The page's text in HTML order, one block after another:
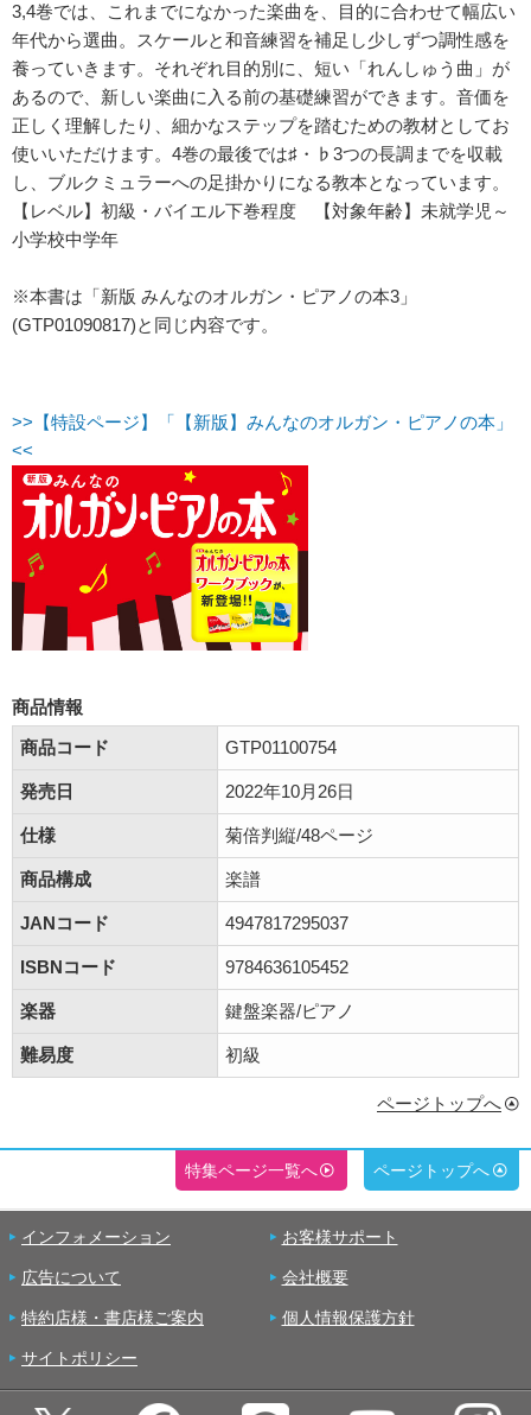
3,4巻では、これまでになかった楽曲を、目的に合わせて幅広い
年代から選曲。スケールと和音練習を補足し少しずつ調性感を
養っていきます。それぞれ目的別に、短い「れんしゅう曲」が
あるので、新しい楽曲に入る前の基礎練習ができます。音価を
正しく理解したり、細かなステップを踏むための教材としてお
使いいただけます。4巻の最後では♯・♭3つの長調までを収載
し、ブルクミュラーへの足掛かりになる教本となっています。
【レベル】初級・バイエル下巻程度 【対象年齢】未就学児～
小学校中学年
※本書は「新版 みんなのオルガン・ピアノの本3」
(GTP01090817)と同じ内容です。
>>【特設ページ】「【新版】みんなのオルガン・ピアノの本」
<<
商品情報
商品コード
GTP01100754
発売日 2022年10月26日
仕様 菊倍判縦/48ページ
商品構成 楽譜
JANコード 4947817295037
ISBNコード 9784636105452
楽器 鍵盤楽器/ピアノ
難易度 初級
ページトップへ
特集ページ一覧へ ページトップへ
インフォメーション お客様サポート
広告について 会社概要
特約店様・書店様ご案内 個人情報保護方針
サイトポリシー